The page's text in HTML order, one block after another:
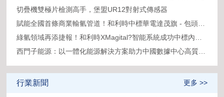
切疊機雙極片檢測高手，堡盟UR12對射式傳感器
行業新聞 更多 >>